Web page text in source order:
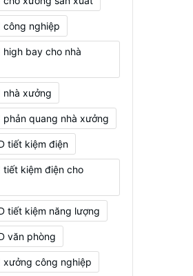
công nghiệp
bay cho nhà
xưởng
quang nhà xưởng
tiết kiệm điện
kiệm điện cho
tiết kiệm năng lượng
văn phòng
xưởng công nghiệp